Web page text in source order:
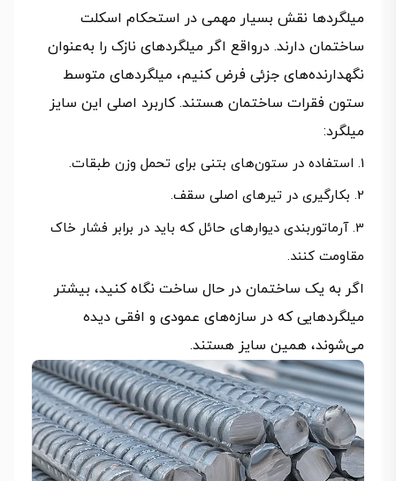
میلگردها نقش بسیار مهمی در استحکام اسکلت
ساختمان دارند. درواقع اگر میلگردهای نازک را به‌عنوان
نگهدارنده‌های جزئی فرض کنیم، میلگردهای متوسط
ستون فقرات ساختمان هستند. کاربرد اصلی این سایز
میلگرد:
استفاده در ستون‌های بتنی برای تحمل وزن طبقات.
بکارگیری در تیرهای اصلی سقف.
آرماتوربندی دیوارهای حائل که باید در برابر فشار خاک
مقاومت کنند.
اگر به یک ساختمان در حال ساخت نگاه کنید، بیشتر
میلگردهایی که در سازه‌های عمودی و افقی دیده
می‌شوند، همین سایز هستند.